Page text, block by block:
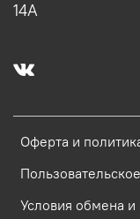
Оферта и
Условия обмена и
14А